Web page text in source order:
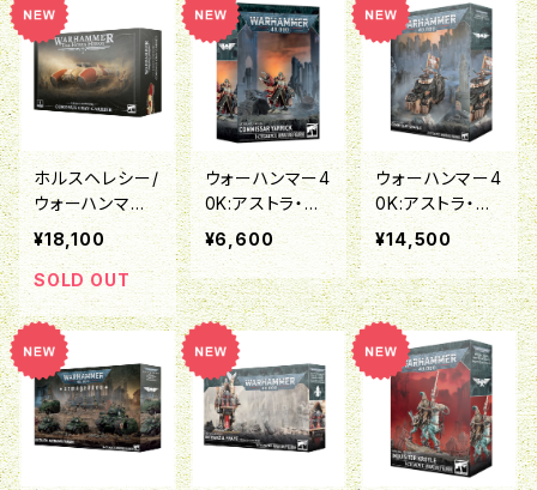
ホルスヘレシー/
ウォーハンマー4
0K:レギオ・カス
トーデス：コルヌ
ス・グラヴキャリ
ア
¥18,100
SOLD OUT
ウォーハンマー4
0K:アストラ・ミ
リタルム：政治将
校ヤーリック
¥6,600
ウォーハンマー4
0K:アストラ・ミ
リタルム：政治将
校グレイヴス
¥14,500